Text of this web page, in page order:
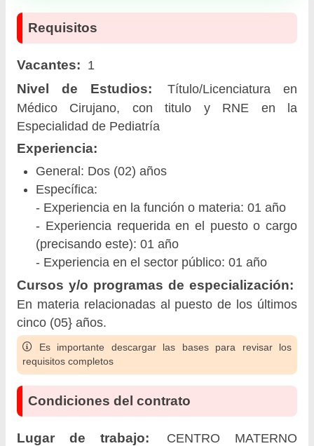
Requisitos
Vacantes: 1
Nivel de Estudios:
Título/Licenciatura en
Médico Cirujano, con titulo y RNE en la
Especialidad de Pediatría
Experiencia:
General: Dos (02) años
Específica:
- Experiencia en la función o materia: 01 año
- Experiencia requerida en el puesto o cargo
(precisando este): 01 año
- Experiencia en el sector público: 01 año
Cursos y/o programas de especialización:
En materia relacionadas al puesto de los últimos
cinco (05} años.
Es importante descargar las bases para revisar los
requisitos completos
Condiciones del contrato
Lugar de trabajo:
CENTRO MATERNO